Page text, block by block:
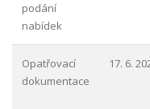
podání
nabídek
Opatřovací
dokumentace
17. 6.